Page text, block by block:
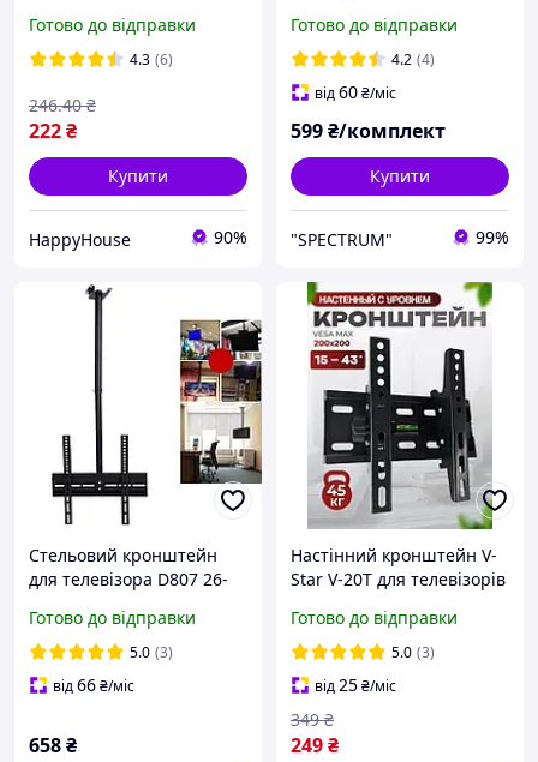
Кронштейн для ТВ/
Поворотне кріплення для
Готово до відправки
4.3 (6)
222₴
246.40 ₴
Купити
HappyHouse 90%
кронштейн для
телевізора Кріплення для
тв D-702
Готово до відправки
4.2 (4)
від60₴/міс
599₴/комплект
Купити
"SPECTRUM" 99%
Стельовий кронштейн
для телевізора D807 26-
для ТВ і монітора на
стелю з нахилом
Готово до відправки
5.0 (3)
від66₴/міс
658₴
Настінний кронштейн V-
Star V-20T для телевізорів
дюйми 7484
Готово до відправки
5.0 (3)
від25₴/міс
249₴
349 ₴